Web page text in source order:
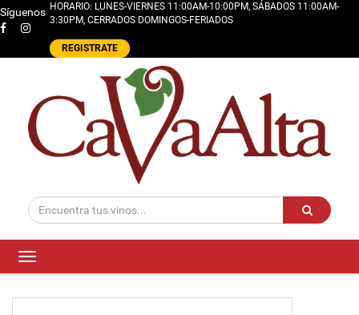
Síguenos HORARIO: LUNES-VIERNES 11:00AM-10:00PM, SÁBADOS 11:00AM-
3:30PM, CERRADOS DOMINGOS-FERIADOS
REGISTRATE
Toggle
navigation